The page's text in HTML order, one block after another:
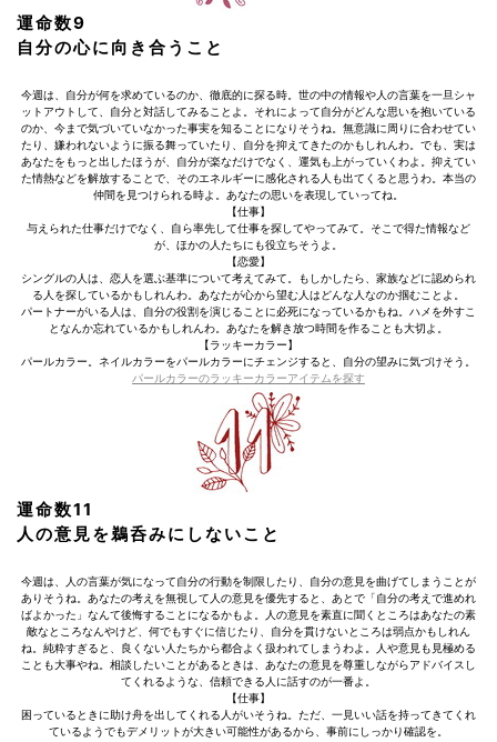
運命数9
自分の心に向き合うこと
今週は、自分が何を求めているのか、徹底的に探る時。世の中の情報や人の言葉を一旦シャ
ットアウトして、自分と対話してみることよ。それによって自分がどんな思いを抱いている
のか、今まで気づいていなかった事実を知ることになりそうね。無意識に周りに合わせてい
たり、嫌われないように振る舞っていたり、自分を抑えてきたのかもしれんわ。でも、実は
あなたをもっと出したほうが、自分が楽なだけでなく、運気も上がっていくわよ。抑えてい
た情熱などを解放することで、そのエネルギーに感化される人も出てくると思うわ。本当の
仲間を見つけられる時よ。あなたの思いを表現していってね。
【仕事】
与えられた仕事だけでなく、自ら率先して仕事を探してやってみて。そこで得た情報など
が、ほかの人たちにも役立ちそうよ。
【恋愛】
シングルの人は、恋人を選ぶ基準について考えてみて。もしかしたら、家族などに認められ
る人を探しているかもしれんわ。あなたが心から望む人はどんな人なのか掴むことよ。
パートナーがいる人は、自分の役割を演じることに必死になっているかもね。ハメを外すこ
となんか忘れているかもしれんわ。あなたを解き放つ時間を作ることも大切よ。
【ラッキーカラー】
パールカラー。ネイルカラーをパールカラーにチェンジすると、自分の望みに気づけそう。
パールカラーのラッキーカラーアイテムを探す
運命数11
人の意見を鵜呑みにしないこと
今週は、人の言葉が気になって自分の行動を制限したり、自分の意見を曲げてしまうことが
ありそうね。あなたの考えを無視して人の意見を優先すると、あとで「自分の考えで進めれ
ばよかった」なんて後悔することになるかもよ。人の意見を素直に聞くところはあなたの素
敵なところなんやけど、何でもすぐに信じたり、自分を貫けないところは弱点かもしれん
ね。純粋すぎると、良くない人たちから都合よく扱われてしまうわよ。人や意見も見極める
ことも大事やね。相談したいことがあるときは、あなたの意見を尊重しながらアドバイスし
てくれるような、信頼できる人に話すのが一番よ。
【仕事】
困っているときに助け舟を出してくれる人がいそうね。ただ、一見いい話を持ってきてくれ
ているようでもデメリットが大きい可能性があるから、事前にしっかり確認を。